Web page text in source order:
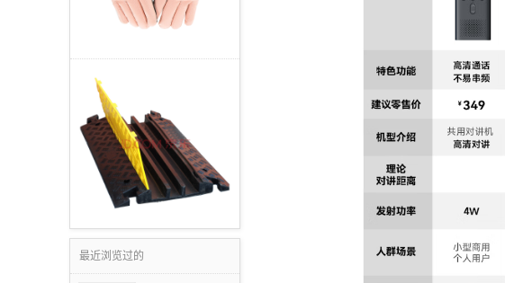
最近浏览过的